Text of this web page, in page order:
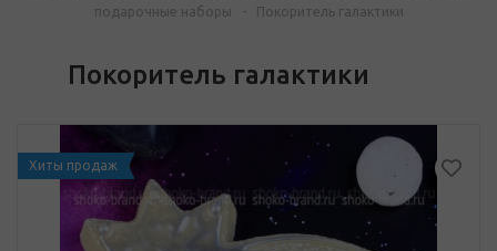
подарочные наборы
- Покоритель галактики
Покоритель галактики
Хиты продаж